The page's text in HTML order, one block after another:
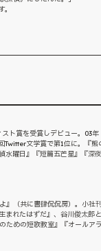
ト賞を受賞しデビュー。03年
Twitter文学賞で第1位に。『熊
水曜日』『短篇五芒星』『深
』（共に書肆侃侃房）。小社
まれたはずだ』、谷川俊太郎
ための短歌教室』『オールア